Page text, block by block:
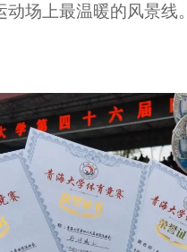
场上最温暖的风景线。